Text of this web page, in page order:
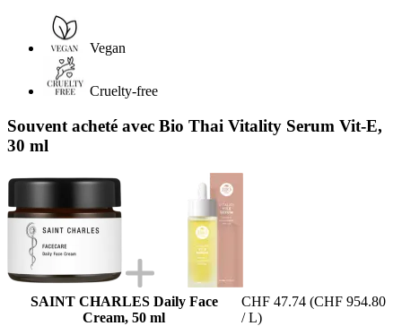
Vegan
Cruelty-free
Souvent acheté avec Bio Thai Vitality Serum Vit-E,
30 ml
SAINT CHARLES Daily Face
Cream, 50 ml
CHF 47.74 (CHF 954.80
/ L)